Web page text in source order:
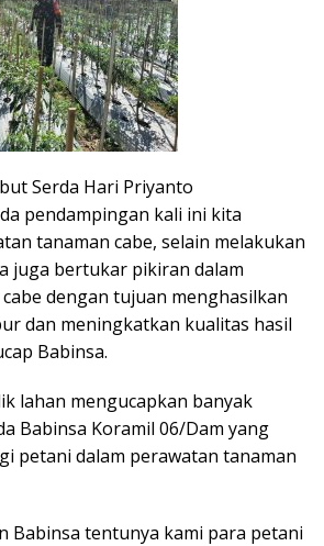
Serda Hari Priyanto
pendampingan kali ini kita
tanaman cabe, selain melakukan
juga bertukar pikiran dalam
dengan tujuan menghasilkan
dan meningkatkan kualitas hasil
Babinsa.
lahan mengucapkan banyak
Babinsa Koramil 06/Dam yang
petani dalam perawatan tanaman
Babinsa tentunya kami para petani